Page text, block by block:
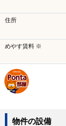
住所
めやす賃料 ※
物件の設備